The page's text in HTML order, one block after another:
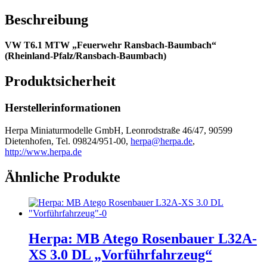
Beschreibung
VW T6.1 MTW „Feuerwehr Ransbach-Baumbach“
(Rheinland-Pfalz/Ransbach-Baumbach)
Produktsicherheit
Herstellerinformationen
Herpa Miniaturmodelle GmbH, Leonrodstraße 46/47, 90599
Dietenhofen, Tel. 09824/951-00, herpa@herpa.de,
http://www.herpa.de
Ähnliche Produkte
Herpa: MB Atego Rosenbauer L32A-
XS 3.0 DL „Vorführfahrzeug“